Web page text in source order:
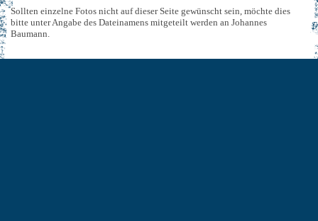
Sollten einzelne Fotos nicht auf dieser Seite gewünscht sein, möchte dies
bitte unter Angabe des Dateinamens mitgeteilt werden an Johannes
Baumann.